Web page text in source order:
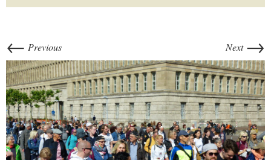
← Previous Next →